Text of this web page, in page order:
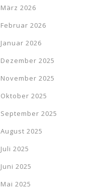
März 2026
Februar 2026
Januar 2026
Dezember 2025
November 2025
Oktober 2025
September 2025
August 2025
Juli 2025
Juni 2025
Mai 2025